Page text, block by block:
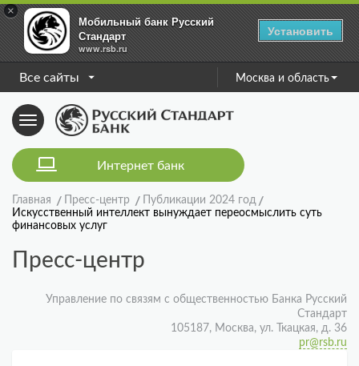
×
Мобильный банк Русский
Стандарт
www.rsb.ru
Установить
Все сайты Москва и область
Toggle
navigation
Интернет банк
Главная Пресс-центр
Публикации 2024 год
Искусственный интеллект вынуждает переосмыслить суть
финансовых услуг
Пресс-центр
Управление по связям с общественностью Банка Русский
Стандарт
105187, Москва, ул. Ткацкая, д. 36
pr@rsb.ru